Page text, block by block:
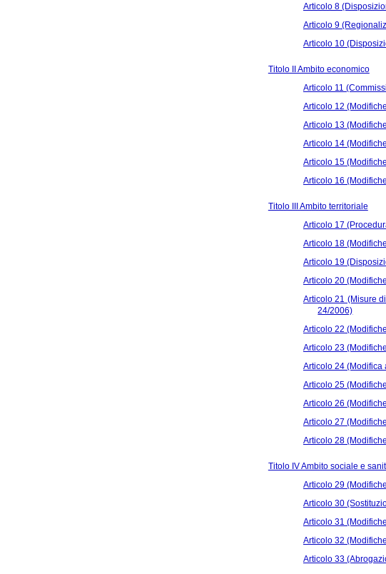
Articolo 8
Articolo 9
Articolo 10
Titolo II Ambito economico
Articolo 11
Articolo 12
Articolo 13
Articolo 14
Articolo 15
Articolo 16
Titolo III Ambito territoriale
Articolo 17
Articolo 18
Articolo 19
Articolo 20
Articolo 21 (Misure
24/2006)
Articolo 22
Articolo 23
Articolo 24 (Modifica
Articolo 25
Articolo 26
Articolo 27
Articolo 28
Titolo IV Ambito sociale e
Articolo 29
Articolo 30
Articolo 31
Articolo 32
Articolo 33